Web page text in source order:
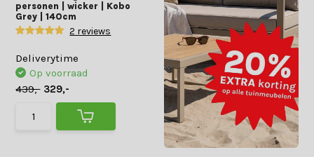
personen | wicker | Kobo
Grey | 140cm
2 reviews
Deliverytime
Op voorraad
439,- 329,-